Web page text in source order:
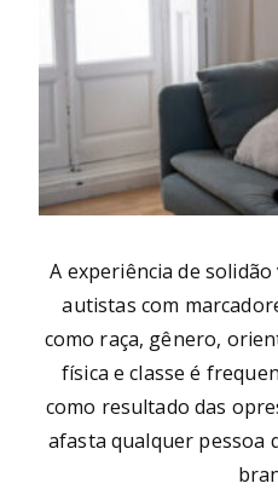
A experiência de
autistas com
como raça, gênero,
física e classe é
como resultado das
afasta qualquer pessoa